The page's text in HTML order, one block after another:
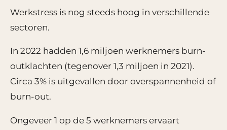
Werkstress is nog steeds hoog in verschillende
sectoren.
In 2022 hadden 1,6 miljoen werknemers burn-
outklachten (tegenover 1,3 miljoen in 2021).
Circa 3% is uitgevallen door overspannenheid of
burn-out.
Ongeveer 1 op de 5 werknemers ervaart